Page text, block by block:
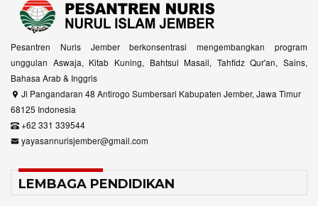
Pesantren Nuris Jember berkonsentrasi mengembangkan program
unggulan Aswaja, Kitab Kuning, Bahtsul Masail, Tahfidz Qur'an, Sains,
Bahasa Arab & Inggris
Jl Pangandaran 48 Antirogo Sumbersari Kabupaten Jember, Jawa Timur
68125 Indonesia
+62 331 339544
yayasannurisjember@gmail.com
LEMBAGA PENDIDIKAN